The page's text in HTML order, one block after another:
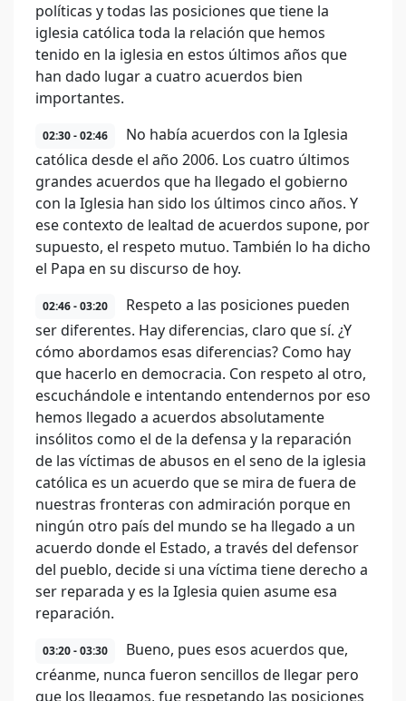
políticas y todas las posiciones que tiene la
iglesia católica toda la relación que hemos
tenido en la iglesia en estos últimos años que
han dado lugar a cuatro acuerdos bien
importantes.
02:30 - 02:46
No había acuerdos con la Iglesia
católica desde el año 2006. Los cuatro últimos
grandes acuerdos que ha llegado el gobierno
con la Iglesia han sido los últimos cinco años. Y
ese contexto de lealtad de acuerdos supone, por
supuesto, el respeto mutuo. También lo ha dicho
el Papa en su discurso de hoy.
02:46 - 03:20
Respeto a las posiciones pueden
ser diferentes. Hay diferencias, claro que sí. ¿Y
cómo abordamos esas diferencias? Como hay
que hacerlo en democracia. Con respeto al otro,
escuchándole e intentando entendernos por eso
hemos llegado a acuerdos absolutamente
insólitos como el de la defensa y la reparación
de las víctimas de abusos en el seno de la iglesia
católica es un acuerdo que se mira de fuera de
nuestras fronteras con admiración porque en
ningún otro país del mundo se ha llegado a un
acuerdo donde el Estado, a través del defensor
del pueblo, decide si una víctima tiene derecho a
ser reparada y es la Iglesia quien asume esa
reparación.
03:20 - 03:30
Bueno, pues esos acuerdos que,
créanme, nunca fueron sencillos de llegar pero
que los llegamos, fue respetando las posiciones